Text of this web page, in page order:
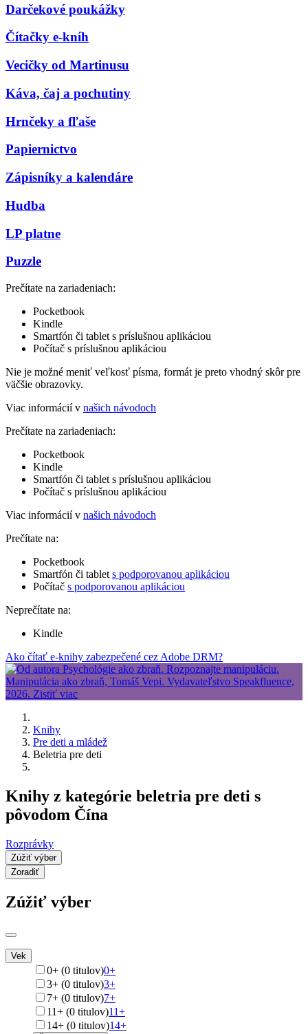
Darčekové poukážky
Čítačky e-kníh
Vecičky od Martinusu
Káva, čaj a pochutiny
Hrnčeky a fľaše
Papiernictvo
Zápisníky a kalendáre
Hudba
LP platne
Puzzle
Prečítate na zariadeniach:
Pocketbook
Kindle
Smartfón či tablet s príslušnou aplikáciou
Počítač s príslušnou aplikáciou
Nie je možné meniť veľkosť písma, formát je preto vhodný skôr pre
väčšie obrazovky.
Viac informácií v našich návodoch
Prečítate na zariadeniach:
Pocketbook
Kindle
Smartfón či tablet s príslušnou aplikáciou
Počítač s príslušnou aplikáciou
Viac informácií v našich návodoch
Prečítate na:
Pocketbook
Smartfón či tablet s podporovanou aplikáciou
Počítač s podporovanou aplikáciou
Neprečítate na:
Kindle
Ako čítať e-knihy zabezpečené cez Adobe DRM?
Knihy
Pre deti a mládež
Beletria pre deti
Knihy z kategórie beletria pre deti s
pôvodom Čína
Rozprávky
Zúžiť výber
Zoradiť
Zúžiť výber
Vek
0+ (0 titulov)0+
3+ (0 titulov)3+
7+ (0 titulov)7+
11+ (0 titulov)11+
14+ (0 titulov)14+